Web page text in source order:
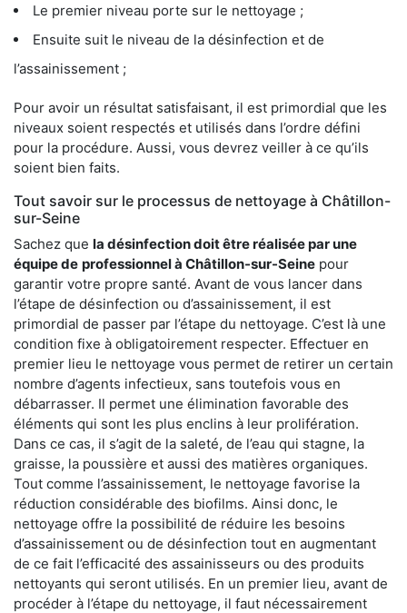
Le premier niveau porte sur le nettoyage ;
Ensuite suit le niveau de la désinfection et de
l’assainissement ;
Pour avoir un résultat satisfaisant, il est primordial que les
niveaux soient respectés et utilisés dans l’ordre défini
pour la procédure. Aussi, vous devrez veiller à ce qu’ils
soient bien faits.
Tout savoir sur le processus de nettoyage à Châtillon-
sur-Seine
Sachez que la désinfection doit être réalisée par une
équipe de professionnel à Châtillon-sur-Seine pour
garantir votre propre santé. Avant de vous lancer dans
l’étape de désinfection ou d’assainissement, il est
primordial de passer par l’étape du nettoyage. C’est là une
condition fixe à obligatoirement respecter. Effectuer en
premier lieu le nettoyage vous permet de retirer un certain
nombre d’agents infectieux, sans toutefois vous en
débarrasser. Il permet une élimination favorable des
éléments qui sont les plus enclins à leur prolifération.
Dans ce cas, il s’agit de la saleté, de l’eau qui stagne, la
graisse, la poussière et aussi des matières organiques.
Tout comme l’assainissement, le nettoyage favorise la
réduction considérable des biofilms. Ainsi donc, le
nettoyage offre la possibilité de réduire les besoins
d’assainissement ou de désinfection tout en augmentant
de ce fait l’efficacité des assainisseurs ou des produits
nettoyants qui seront utilisés. En un premier lieu, avant de
procéder à l’étape du nettoyage, il faut nécessairement